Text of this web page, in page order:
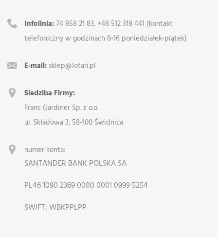
Infolinia:74 858 21 83, +48 512 318 441 (kontakt
telefoniczny w godzinach 8-16 poniedziałek-piątek)
E-mail: sklep@lotari.pl
Siedziba Firmy:
Franc Gardiner Sp. z o.o.
ul. Składowa 3, 58-100 Świdnica
numer konta:
SANTANDER BANK POLSKA SA
PL46 1090 2369 0000 0001 0999 5254
SWIFT: WBKPPLPP